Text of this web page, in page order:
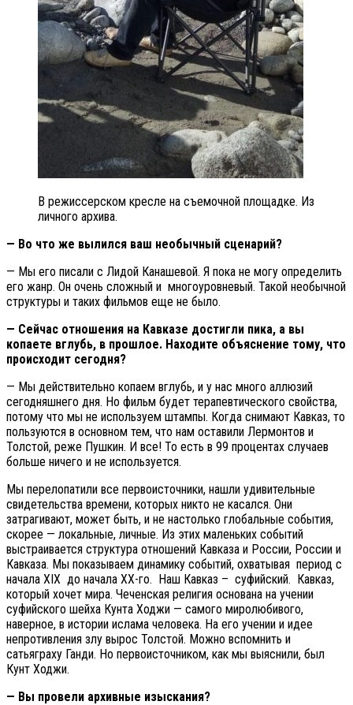
В режиссерском кресле на съемочной площадке. Из
личного архива.
— Во что же вылился ваш необычный сценарий?
— Мы его писали с Лидой Канашевой. Я пока не могу определить
его жанр. Он очень сложный и многоуровневый. Такой необычной
структуры и таких фильмов еще не было.
— Сейчас отношения на Кавказе достигли пика, а вы
копаете вглубь, в прошлое. Находите объяснение тому, что
происходит сегодня?
— Мы действительно копаем вглубь, и у нас много аллюзий
сегодняшнего дня. Но фильм будет терапевтического свойства,
потому что мы не используем штампы. Когда снимают Кавказ, то
пользуются в основном тем, что нам оставили Лермонтов и
Толстой, реже Пушкин. И все! То есть в 99 процентах случаев
больше ничего и не используется.
Мы перелопатили все первоисточники, нашли удивительные
свидетельства времени, которых никто не касался. Они
затрагивают, может быть, и не настолько глобальные события,
скорее — локальные, личные. Из этих маленьких событий
выстраивается структура отношений Кавказа и России, России и
Кавказа. Мы показываем динамику событий, охватывая период с
начала XIX до начала XX-го. Наш Кавказ – суфийский. Кавказ,
который хочет мира. Чеченская религия основана на учении
суфийского шейха Кунта Ходжи — самого миролюбивого,
наверное, в истории ислама человека. На его учении и идее
непротивления злу вырос Толстой. Можно вспомнить и
сатьяграху Ганди. Но первоисточником, как мы выяснили, был
Кунт Ходжи.
— Вы провели архивные изыскания?